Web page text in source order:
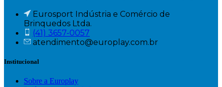
Eurosport Indústria e Comércio de
Brinquedos Ltda.
(41) 3657-0057
atendimento@europlay.com.br
Institucional
Sobre a Europlay